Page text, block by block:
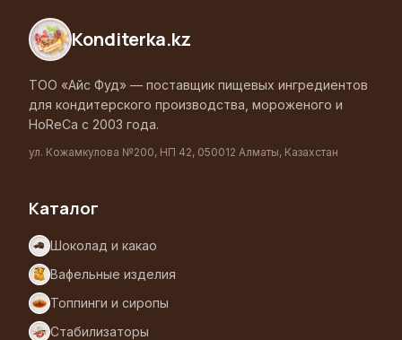
Konditerka.kz
ТОО «Айс Фуд» — поставщик пищевых ингредиентов
для кондитерского производства, мороженого и
HoReCa с 2003 года.
ул. Кожамкулова №200, НП 42, 050012 Алматы, Казахстан
Каталог
Шоколад и какао
Вафельные изделия
Топпинги и сиропы
Стабилизаторы